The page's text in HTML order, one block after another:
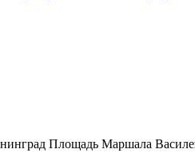
Площадь Маршала